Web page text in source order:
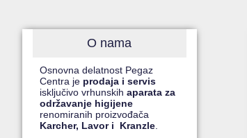
O nama
Osnovna delatnost Pegaz
Centra je prodaja i servis
isključivo vrhunskihaparata za
održavanje higijene
renomiranih proizvođača
Karcher, Lavor i Kranzle.